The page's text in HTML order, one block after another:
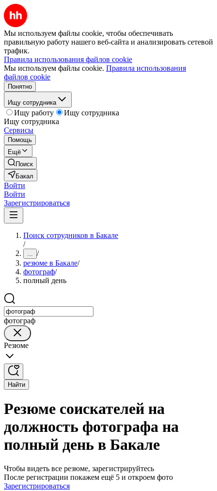
Мы используем файлы cookie, чтобы обеспечивать
правильную работу нашего веб-сайта и анализировать сетевой
трафик.
Правила использования файлов cookie
Мы используем файлы cookie. Правила использования
файлов cookie
Понятно
Ищу сотрудника
Ищу работу
Ищу сотрудника
Ищу сотрудника
Сервисы
Помощь
Ещё
Поиск
Бакал
Войти
Войти
Зарегистрироваться
Поиск сотрудников в Бакале
/
... /
резюме в Бакале/
фотограф/
полный день
фотограф
Резюме
Найти
Резюме соискателей на
должность фотографа на
полный день в Бакале
Чтобы видеть все резюме, зарегистрируйтесь
После регистрации покажем ещё 5 и откроем фото
Зарегистрироваться